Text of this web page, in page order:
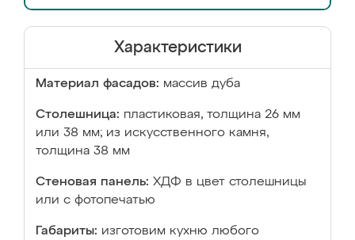
Характеристики
Материал фасадов: массив дуба
Столешница: пластиковая, толщина 26 мм
или 38 мм; из искусственного камня,
толщина 38 мм
Стеновая панель: ХДФ в цвет столешницы
или с фотопечатью
Габариты: изготовим кухню любого